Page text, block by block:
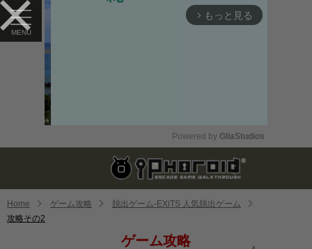
arrow_forward_ios もっと見る
Mute
Powered by GliaStudios
Home ゲーム攻略
脱出ゲーム-EXiTS 人気脱出ゲーム
攻略その2
ゲーム攻略